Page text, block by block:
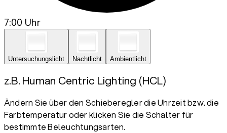
7:00 Uhr
Untersuchungslicht Nachtlicht Ambientlicht
z.B. Human Centric Lighting (HCL)
Ändern Sie über den Schieberegler die Uhrzeit bzw. die
Farbtemperatur oder klicken Sie die Schalter für
bestimmte Beleuchtungsarten.